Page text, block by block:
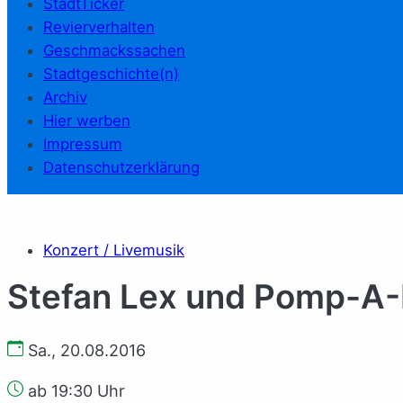
StadtTicker
Revierverhalten
Geschmackssachen
Stadtgeschichte(n)
Archiv
Hier werben
Impressum
Datenschutzerklärung
Konzert / Livemusik
Stefan Lex und Pomp-
Sa., 20.08.2016
ab 19:30 Uhr